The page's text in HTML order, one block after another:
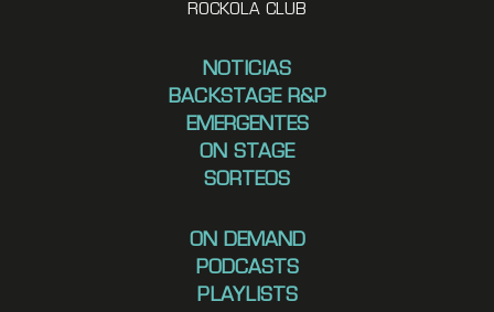
ROCKOLA CLUB
NOTICIAS
BACKSTAGE R&P
EMERGENTES
ON STAGE
SORTEOS
ON DEMAND
PODCASTS
PLAYLISTS